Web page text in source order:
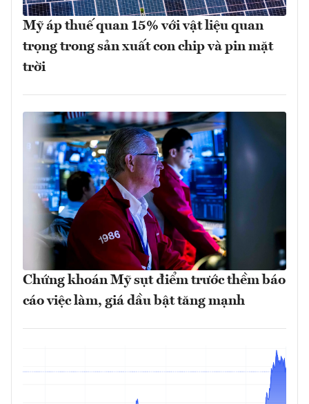
Mỹ áp thuế quan 15% với vật liệu quan
trọng trong sản xuất con chip và pin mặt
trời
Chứng khoán Mỹ sụt điểm trước thềm báo
cáo việc làm, giá dầu bật tăng mạnh